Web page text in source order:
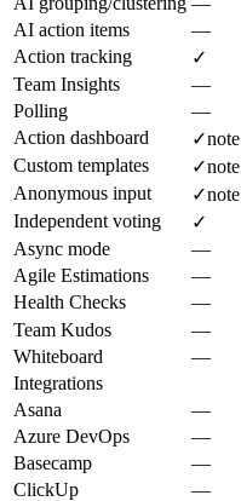
AI action items
—
Action tracking
✓
Team Insights
—
Polling
—
Action dashboard
✓note
Custom templates
✓note
Anonymous input
✓note
Independent voting
✓
Async mode
—
Agile Estimations
—
Health Checks
—
Team Kudos
—
Whiteboard
—
Integrations
Asana
—
Azure DevOps
—
Basecamp
—
ClickUp
—